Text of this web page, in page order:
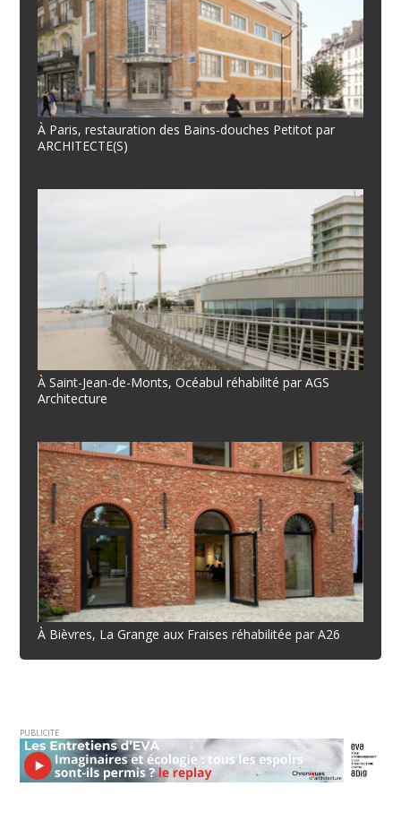
À Paris, restauration des Bains-douches Petitot par
ARCHITECTE(S)
À Saint-Jean-de-Monts, Océabul réhabilité par AGS
Architecture
À Bièvres, La Grange aux Fraises réhabilitée par A26
PUBLICITE